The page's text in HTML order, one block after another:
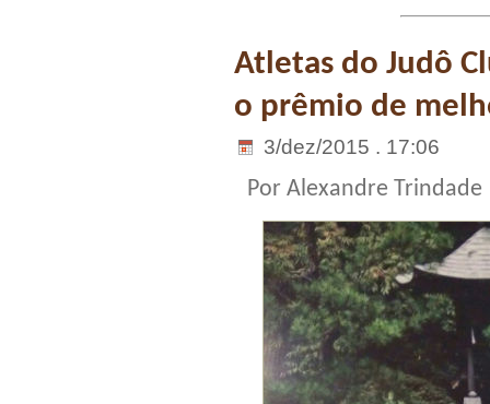
Atletas do Judô
o prêmio de
3/dez/2015 . 17:06
Por Alexandre Trindade